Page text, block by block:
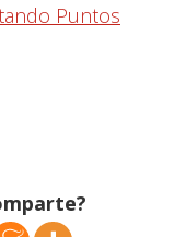
Puntos